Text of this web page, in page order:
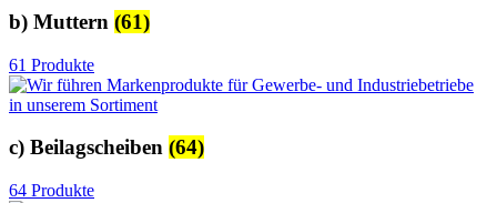
b) Muttern (61)
61 Produkte
c) Beilagscheiben (64)
64 Produkte